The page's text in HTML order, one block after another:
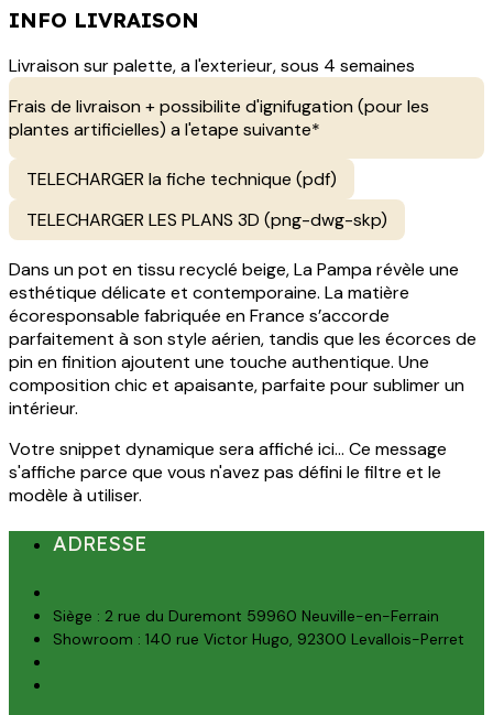
INFO LIVRAISON
Livraison sur palette, a l'exterieur, sous 4 semaines
Frais de livraison + possibilite d'ignifugation (pour les
plantes artificielles) a l'etape suivante*
TELECHARGER la fiche technique (pdf)
TELECHARGER LES PLANS 3D (png-dwg-skp)
Dans un pot en tissu recyclé beige, La Pampa révèle une
esthétique délicate et contemporaine. La matière
écoresponsable fabriquée en France s’accorde
parfaitement à son style aérien, tandis que les écorces de
pin en finition ajoutent une touche authentique. Une
composition chic et apaisante, parfaite pour sublimer un
intérieur.
Votre snippet dynamique sera affiché ici... Ce message
s'affiche parce que vous n'avez pas défini le filtre et le
modèle à utiliser.
ADRESSE
Siège : 2 rue du Duremont 59960 Neuville-en-Ferrain
Showroom : 140 rue Victor Hugo, 92300 Levallois-Perret